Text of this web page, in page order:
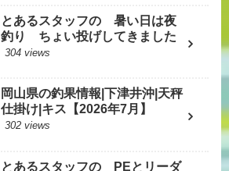
とあるスタッフの 暑い日は夜
釣り ちょい投げしてきました
304 views
岡山県の釣果情報|下津井沖|天秤
仕掛け|キス【2026年7月】
302 views
とあるスタッフの PEとリーダ